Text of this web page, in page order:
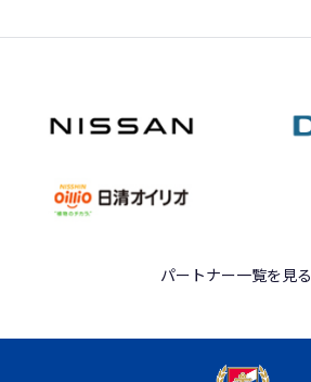
パートナー一覧を見る